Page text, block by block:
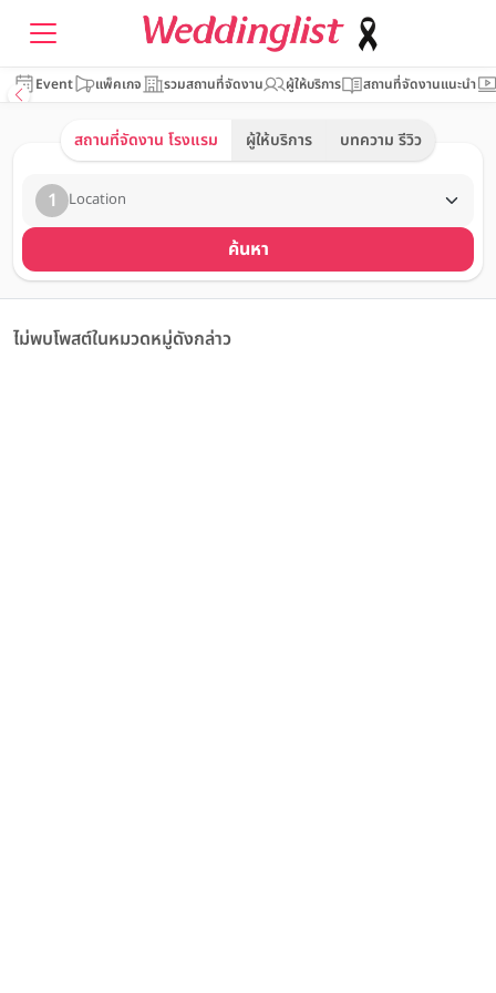
Event แพ็คเกจ รวมสถานที่จัดงาน ผู้ให้บริการ สถานที่จัดงานแนะนำ
สถานที่จัดงาน โรงแรม ผู้ให้บริการ บทความ รีวิว
1 Location
ค้นหา
ไม่พบโพสต์ในหมวดหมู่ดังกล่าว